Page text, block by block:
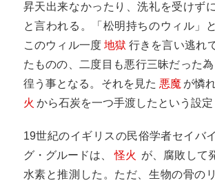
昇天出来なかったり、洗礼を受けず
と言われる。「松明持ちのウィル」
このウィル一度 地獄 行きを言い逃れ
たものの、二度目も悪行三昧だった為
徨う事となる。それを見た 悪魔 が憐
火 から石炭を一つ手渡したという設定
19世紀のイギリスの民俗学者セイバ
グ・グルードは、
怪火 が、腐敗して
水素と推測した。ただ、生物の骨の